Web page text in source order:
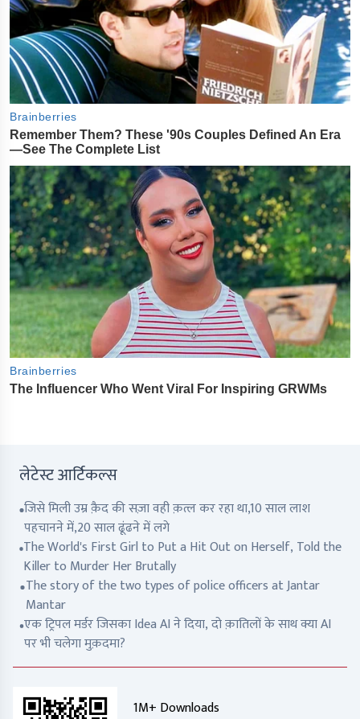
लेटेस्ट आर्टिकल्स
जिसे मिली उम्र क़ैद की सज़ा वही क़त्ल कर रहा था,10 साल लाश
पहचानने में,20 साल ढूंढने में लगे
The World's First Girl to Put a Hit Out on Herself, Told the
Killer to Murder Her Brutally
The story of the two types of police officers at Jantar
Mantar
एक ट्रिपल मर्डर जिसका Idea AI ने दिया, दो क़ातिलों के साथ क्या AI
पर भी चलेगा मुक़दमा?
1M+ Downloads